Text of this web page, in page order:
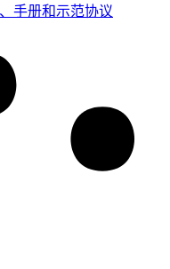
手册和示范协议